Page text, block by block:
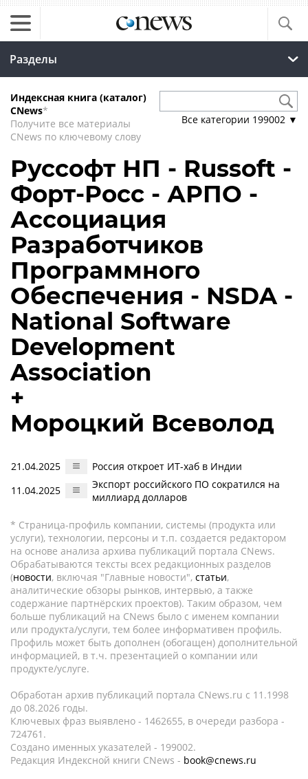
Разделы
Индексная книга (каталог)
CNews*
Получите все материалы
CNews по ключевому слову
Все категории 199002 ▼
Руссофт НП - Russoft -
Форт-Росс - АРПО -
Ассоциация
Разработчиков
Программного
Обеспечения - NSDA -
National Software
Development
Association
+
Мороцкий Всеволод
21.04.2025
Россия откроет ИТ-хаб в Индии
11.04.2025
Экспорт российского ПО сократился на
миллиард долларов
* Страница-профиль компании, системы (продукта или
услуги), технологии, персоны и т.п. создается редактором
на основе анализа архива публикаций портала CNews.
Обрабатываются тексты всех редакционных разделов
(новости, включая "Главные новости", статьи,
аналитические обзоры рынков, интервью, а также
содержание партнёрских проектов). Таким образом, чем
больше публикаций на CNews было с именем компании
или продукта/услуги, тем более информативен профиль.
Профиль может быть дополнен (обогащен) дополнительной
информацией, в т.ч. презентацией о компании или
продукте/услуге.
Обработан архив публикаций портала CNews.ru c 11.1998
до 08.2026 годы.
Ключевых фраз выявлено - 1462655, в очереди разбора -
724761.
Создано именных указателей - 199002.
Редакция Индексной книги CNews - book@cnews.ru